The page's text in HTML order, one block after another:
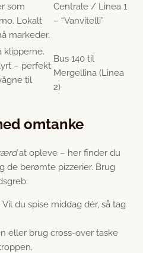
som
Lokalt
markeder.
Centrale / Linea 1
– “Vanvitelli”
klipperne.
– perfekt
til
Bus 140 til
Mergellina (Linea
2)
omtanke
at opleve – her finder du
de berømte pizzerier. Brug
du spise middag dér, så tag
eller brug cross-over taske